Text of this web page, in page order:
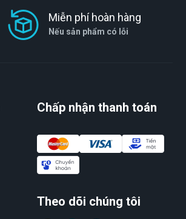
Miễn phí hoàn hàng
Nếu sản phẩm có lỗi
Chấp nhận thanh toán
Theo dõi chúng tôi